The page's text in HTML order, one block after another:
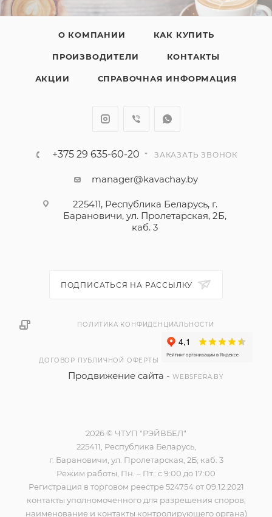
О КОМПАНИИ КАК КУПИТЬ
ПРОИЗВОДИТЕЛИ КОНТАКТЫ
АКЦИИ СПРАВОЧНАЯ ИНФОРМАЦИЯ
+375 29 635-60-20 ЗАКАЗАТЬ ЗВОНОК
manager@kavachay.by
225411, Республика Беларусь, г.
Барановичи, ул. Пролетарская, 2Б,
каб. 3
ПОДПИСАТЬСЯ НА РАССЫЛКУ
ПОЛИТИКА КОНФИДЕНЦИАЛЬНОСТИ
ДОГОВОР ПУБЛИЧНОЙ ОФЕРТЫ
Продвижение сайта -WEBSFERA.BY
2026 © ЧТУП "РЭЙВБЕЛ"
225411, Республика Беларусь,
г. Барановичи, ул. Пролетарская, 2Б, каб. 3
Режим работы, Пн. – Пт.: с 9:00 до 17:00
Регистрация в торговом реестре 524754 от 09.12.2021
контакты уполномоченного для разрешения споров,
наименование и контакты контролирующего органа)